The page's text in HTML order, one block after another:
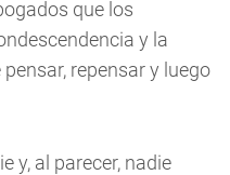
que los
y la
repensar y luego
y, al parecer, nadie